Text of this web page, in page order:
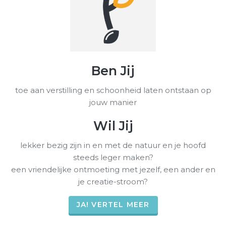
Ben Jij
toe aan verstilling en schoonheid laten ontstaan op
jouw manier
Wil Jij
lekker bezig zijn in en met de natuur en je hoofd
steeds leger maken?
een vriendelijke ontmoeting met jezelf, een ander en
je creatie-stroom?
JA! VERTEL MEER